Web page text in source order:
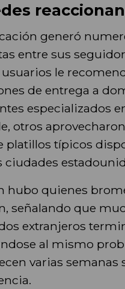
reaccionan
generó
entre sus
le
de entrega a
especializados
otros
platillos típicos
ciudades
hubo quienes
señalando que
extranjeros
al mismo
varias semanas